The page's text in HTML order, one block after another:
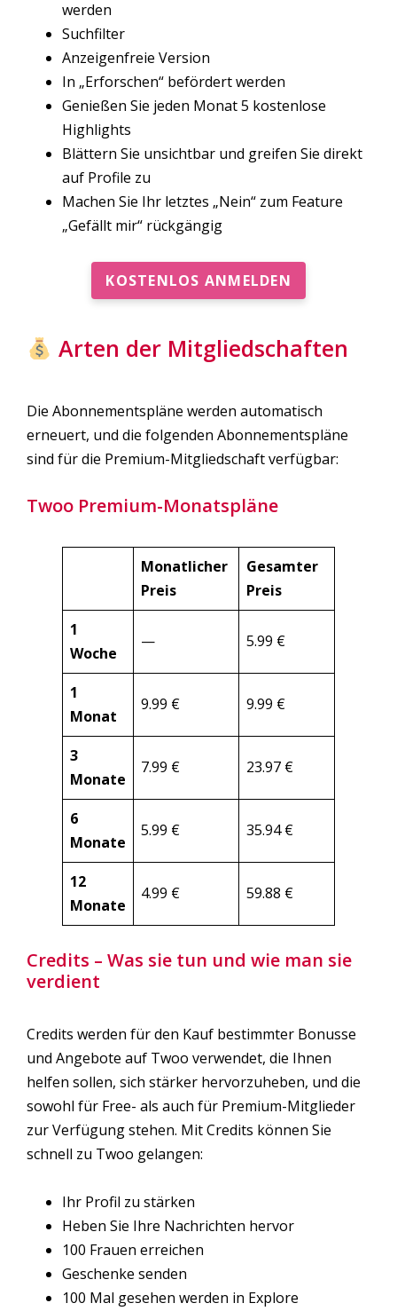
werden
Suchfilter
Anzeigenfreie Version
In „Erforschen“ befördert werden
Genießen Sie jeden Monat 5 kostenlose
Highlights
Blättern Sie unsichtbar und greifen Sie direkt
auf Profile zu
Machen Sie Ihr letztes „Nein“ zum Feature
„Gefällt mir“ rückgängig
KOSTENLOS ANMELDEN
Arten der Mitgliedschaften
Die Abonnementspläne werden automatisch
erneuert, und die folgenden Abonnementspläne
sind für die Premium-Mitgliedschaft verfügbar:
Twoo Premium-Monatspläne
Monatlicher
Preis
Gesamter
Preis
1
Woche
— 5.99 €
1
Monat
9.99 € 9.99 €
3
Monate
7.99 € 23.97 €
6
Monate
5.99 € 35.94 €
12
Monate
4.99 € 59.88 €
Credits – Was sie tun und wie man sie
verdient
Credits werden für den Kauf bestimmter Bonusse
und Angebote auf Twoo verwendet, die Ihnen
helfen sollen, sich stärker hervorzuheben, und die
sowohl für Free- als auch für Premium-Mitglieder
zur Verfügung stehen. Mit Credits können Sie
schnell zu Twoo gelangen:
Ihr Profil zu stärken
Heben Sie Ihre Nachrichten hervor
100 Frauen erreichen
Geschenke senden
100 Mal gesehen werden in Explore